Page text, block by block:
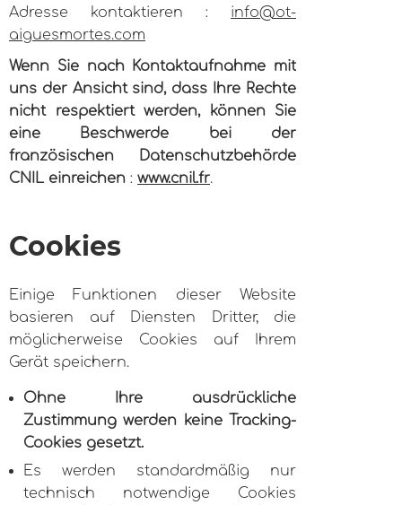
Adresse kontaktieren : info@ot-
aiguesmortes.com
Wenn Sie nach Kontaktaufnahme mit
uns der Ansicht sind, dass Ihre Rechte
nicht respektiert werden, können Sie
eine Beschwerde bei der
französischen Datenschutzbehörde
CNIL einreichen : www.cnil.fr.
Cookies
Einige Funktionen dieser Website
basieren auf Diensten Dritter, die
möglicherweise Cookies auf Ihrem
Gerät speichern.
Ohne Ihre ausdrückliche
Zustimmung werden keine Tracking-
Cookies gesetzt.
Es werden standardmäßig nur
technisch notwendige Cookies